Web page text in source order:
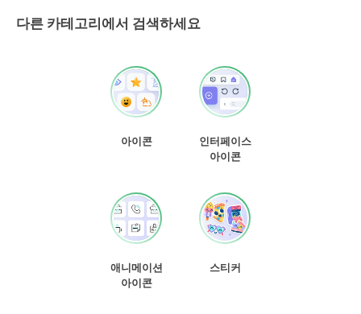
다른 카테고리에서 검색하세요
아이콘
인터페이스
아이콘
애니메이션
아이콘
스티커